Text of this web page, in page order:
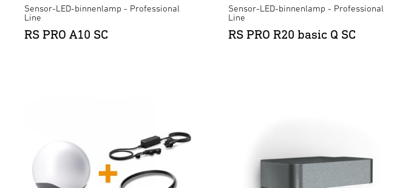
Sensor-LED-binnenlamp - Professional
Line
RS PRO A10 SC
Sensor-LED-binnenlamp - Professional
Line
RS PRO R20 basic Q SC